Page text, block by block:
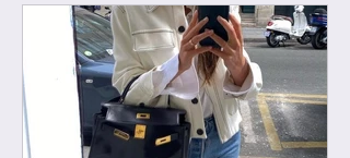
[우버급 샤넬] 맥시 플랩
백